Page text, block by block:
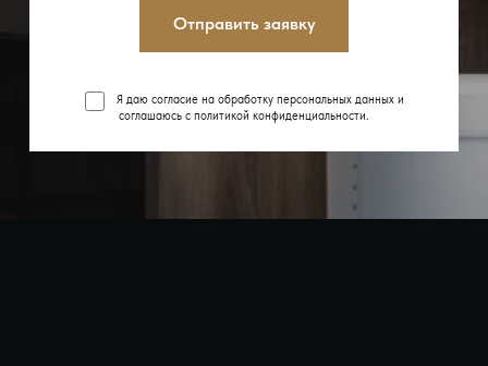
Отправить заявку
Я даю согласие на обработку персональных данных и
соглашаюсь с политикой конфиденциальности.